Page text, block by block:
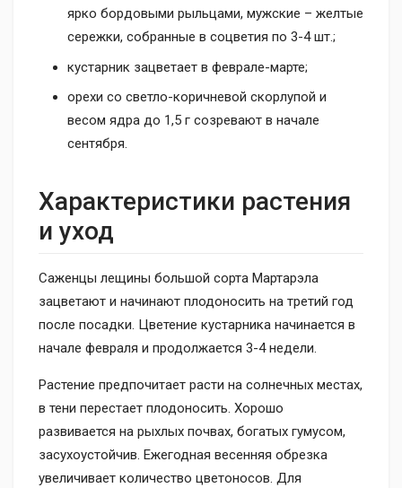
ярко бордовыми рыльцами, мужские – желтые
сережки, собранные в соцветия по 3-4 шт.;
кустарник зацветает в феврале-марте;
орехи со светло-коричневой скорлупой и
весом ядра до 1,5 г созревают в начале
сентября.
Характеристики растения
и уход
Саженцы лещины большой сорта Мартарэла
зацветают и начинают плодоносить на третий год
после посадки. Цветение кустарника начинается в
начале февраля и продолжается 3-4 недели.
Растение предпочитает расти на солнечных местах,
в тени перестает плодоносить. Хорошо
развивается на рыхлых почвах, богатых гумусом,
засухоустойчив. Ежегодная весенняя обрезка
увеличивает количество цветоносов. Для